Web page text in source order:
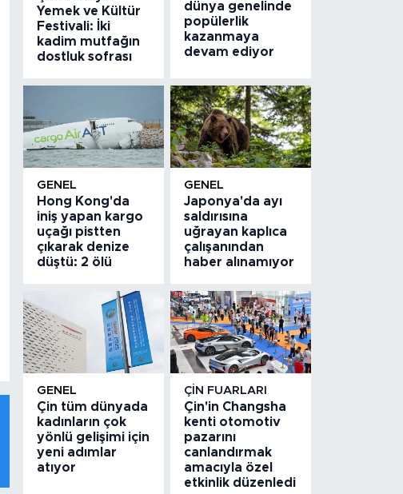
Yemek ve Kültür
Festivali: İki
kadim mutfağın
dostluk sofrası
dünya genelinde
popülerlik
kazanmaya
devam ediyor
GENEL
Hong Kong'da
iniş yapan kargo
uçağı pistten
çıkarak denize
düştü: 2 ölü
GENEL
Japonya'da ayı
saldırısına
uğrayan kaplıca
çalışanından
haber alınamıyor
GENEL
Çin tüm dünyada
kadınların çok
yönlü gelişimi için
yeni adımlar
atıyor
ÇIN FUARLARI
Çin'in Changsha
kenti otomotiv
pazarını
canlandırmak
amacıyla özel
etkinlik düzenledi